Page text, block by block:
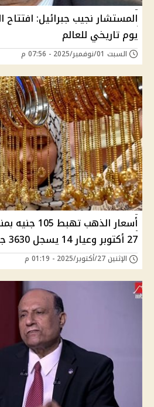
المستشار نجيب جبرائيل: افتتاح
يوم تاريخي للعالم
السبت 01/نوفمبر/2025 - 07:56 م
أسعار الذهب
27 أكتوبر وعيار 14 يسجل 3630 جنيه
الإثنين 27/أكتوبر/2025 - 01:19 م